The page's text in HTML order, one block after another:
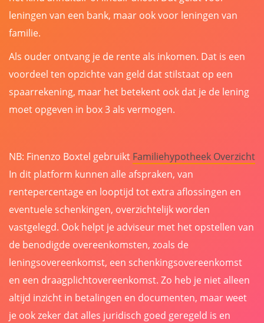
leningen van een bank, maar ook voor leningen van
familie.
Als ouder ontvang je de rente als inkomen. Dat is een
voordeel ten opzichte van geld dat stilstaat op een
spaarrekening, maar het betekent ook dat je de lening
moet opgeven in box 3 als vermogen.
NB: Finenzo Boxtel gebruikt Familiehypotheek Overzicht
In dit platform kunnen alle afspraken, van
rentepercentage en looptijd tot extra aflossingen en
eventuele schenkingen, overzichtelijk worden
vastgelegd. Ook helpt je adviseur met het opstellen van
de benodigde overeenkomsten, zoals de
leningsovereenkomst, een schenkingsovereenkomst
en een draagplichtovereenkomst. Zo heb je niet alleen
altijd inzicht in betalingen en documenten, maar weet
je ook zeker dat alles juridisch goed geregeld is en